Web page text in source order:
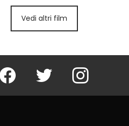
Vedi altri film
Facebook Twitter Instagram